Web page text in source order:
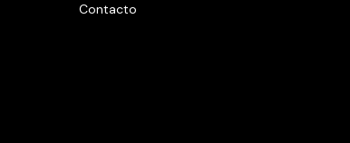
Contacto